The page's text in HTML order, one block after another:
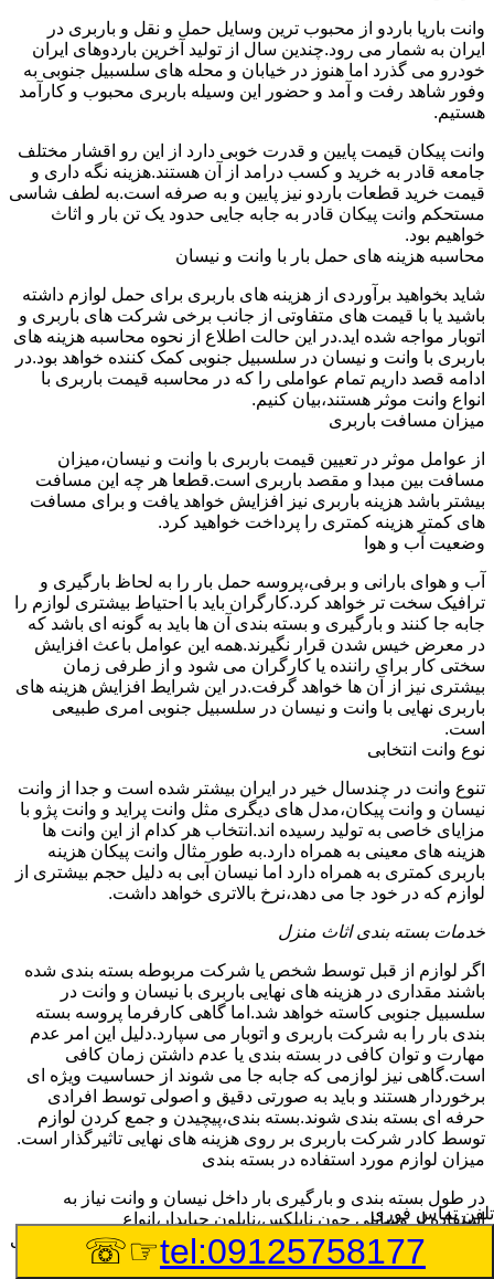
وانت باریا باردو از محبوب ترین وسایل حمل و نقل و باربری در
ایران به شمار می رود.چندین سال از تولید آخرین باردوهای ایران
خودرو می گذرد اما هنوز در خیابان و محله های سلسبیل جنوبی به
وفور شاهد رفت و آمد و حضور این وسیله باربری محبوب و کارآمد
هستیم.
وانت پیکان قیمت پایین و قدرت خوبی دارد از این رو اقشار مختلف
جامعه قادر به خرید و کسب درامد از آن هستند.هزینه نگه داری و
قیمت خرید قطعات باردو نیز پایین و به صرفه است.به لطف شاسی
مستحکم وانت پیکان قادر به جابه جایی حدود یک تن بار و اثاث
خواهیم بود.
محاسبه هزینه های حمل بار با وانت و نیسان
شاید بخواهید برآوردی از هزینه های باربری برای حمل لوازم داشته
باشید یا با قیمت های متفاوتی از جانب برخی شرکت های باربری و
اتوبار مواجه شده اید.در این حالت اطلاع از نحوه محاسبه هزینه های
باربری با وانت و نیسان در سلسبیل جنوبی کمک کننده خواهد بود.در
ادامه قصد داریم تمام عواملی را که در محاسبه قیمت باربری با
انواع وانت موثر هستند،بیان کنیم.
میزان مسافت باربری
از عوامل موثر در تعیین قیمت باربری با وانت و نیسان،میزان
مسافت بین مبدا و مقصد باربری است.قطعا هر چه این مسافت
بیشتر باشد هزینه باربری نیز افزایش خواهد یافت و برای مسافت
های کمتر هزینه کمتری را پرداخت خواهید کرد.
وضعیت آب و هوا
آب و هوای بارانی و برفی،پروسه حمل بار را به لحاظ بارگیری و
ترافیک سخت تر خواهد کرد.کارگران باید با احتیاط بیشتری لوازم را
جابه جا کنند و بارگیری و بسته بندی آن ها باید به گونه ای باشد که
در معرض خیس شدن قرار نگیرند.همه این عوامل باعث افزایش
سختی کار برای راننده یا کارگران می شود و از طرفی زمان
بیشتری نیز از آن ها خواهد گرفت.در این شرایط افزایش هزینه های
باربری نهایی با وانت و نیسان در سلسبیل جنوبی امری طبیعی
است.
نوع وانت انتخابی
تنوع وانت در چندسال خیر در ایران بیشتر شده است و جدا از وانت
نیسان و وانت پیکان،مدل های دیگری مثل وانت پراید و وانت پژو با
مزایای خاصی به تولید رسیده اند.انتخاب هر کدام از این وانت ها
هزینه های معینی به همراه دارد.به طور مثال وانت پیکان هزینه
باربری کمتری به همراه دارد اما نیسان آبی به دلیل حجم بیشتری از
لوازم که در خود جا می دهد،نرخ بالاتری خواهد داشت.
خدمات بسته بندی اثاث منزل
اگر لوازم از قبل توسط شخص یا شرکت مربوطه بسته بندی شده
باشند مقداری در هزینه های نهایی باربری با نیسان و وانت در
سلسبیل جنوبی کاسته خواهد شد.اما گاهی کارفرما پروسه بسته
بندی بار را به شرکت باربری و اتوبار می سپارد.دلیل این امر عدم
مهارت و توان کافی در بسته بندی یا عدم داشتن زمان کافی
است.گاهی نیز لوازمی که جابه جا می شوند از حساسیت ویژه ای
برخوردار هستند و باید به صورتی دقیق و اصولی توسط افرادی
حرفه ای بسته بندی شوند.بسته بندی،پیچیدن و جمع کردن لوازم
توسط کادر شرکت باربری بر روی هزینه های نهایی تاثیرگذار است.
میزان لوازم مورد استفاده در بسته بندی
در طول بسته بندی و بارگیری بار داخل نیسان و وانت نیاز به
استفاده از وسایلی چون نایلکس،نایلون حبابدار،انواع
فوم،طناب،استرچ رپ،کارتن،چسپ و … است.این لوازم در صورتی
که توسط شرکت باربری به محل بارگیری آورده شود،بر هزینه های
تلفن تماس فوری
tel:09125758177
☞☏